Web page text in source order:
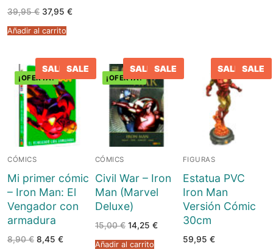
Juegos de dados
Juegos de tablero
Juegos infantiles
Juegos de Rol
Juegos de miniaturas
Europeo
Manga
USA
DC Comics
Marvel Comics
Independiente
Harry Potter
Star Wars
Merchandising
Figuras
Funko POP!
Tazas/Vasos
Felpudos/alfombras
Puzzles
Literatura
Liquidaciones
39,95€ El
precio
original
era:
37,95 €El
Añadir al carrito
¡OFERTA!
CÓMICS
SALE SALE
Mi primer cómic
– Iron Man: El
Vengador con
armadura
8,90€ El
precio
8,45 €El
¡OFERTA!
CÓMICS
SALE SALE
Civil War – Iron
Man (Marvel
Deluxe)
15,00€ El
precio
original
14,25 €El
Añadir al carrito
FIGURAS
SALE SALE
Estatua PVC
Iron Man
Versión Cómic
30cm
59,95 €